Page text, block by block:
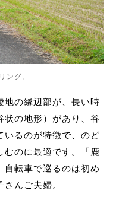
ング。
地の縁辺部が、長い時
状の地形）があり、谷
いるのが特徴で、のど
むのに最適です。「鹿
転車で巡るのは初め
んご夫婦。